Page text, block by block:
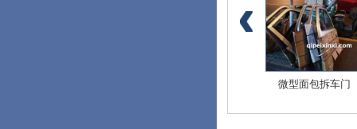
微型面包拆车门